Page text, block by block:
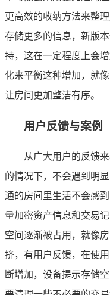
更高效的收纳方法来整
存储更多的信息，新版
持，这在一定程度上会
化来平衡这种增加，就
让房间更加整洁有序。
用户反馈与案例
从广大用户的反馈
的情况下，不会遇到明
通的房间里生活不会感
量加密资产信息和交易
空间逐渐被占用，就像
挤，有用户反馈，在使
断增加，设备提示存储